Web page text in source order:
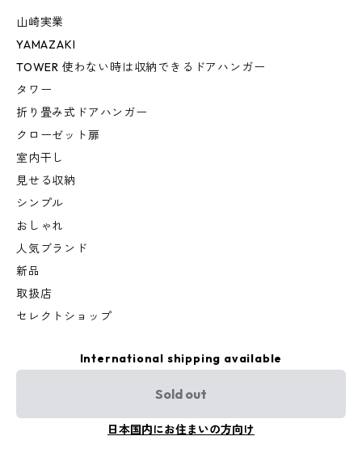
山崎実業
YAMAZAKI
TOWER 使わない時は収納できるドアハンガー
タワー
折り畳み式ドアハンガー
クローゼット扉
室内干し
見せる収納
シンプル
おしゃれ
人気ブランド
新品
取扱店
セレクトショップ
International shipping available
Sold out
日本国内にお住まいの方向け